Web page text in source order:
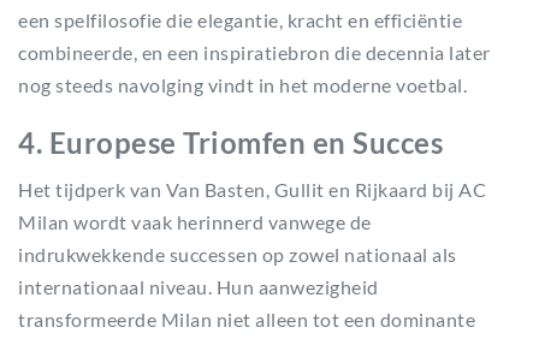
een spelfilosofie die elegantie, kracht en efficiëntie
combineerde, en een inspiratiebron die decennia later
nog steeds navolging vindt in het moderne voetbal.
4. Europese Triomfen en Succes
Het tijdperk van Van Basten, Gullit en Rijkaard bij AC
Milan wordt vaak herinnerd vanwege de
indrukwekkende successen op zowel nationaal als
internationaal niveau. Hun aanwezigheid
transformeerde Milan niet alleen tot een dominante